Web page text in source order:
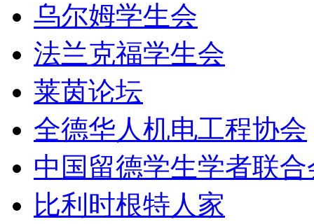
乌尔姆学生会
法兰克福学生会
莱茵论坛
全德华人机电工程协会
中国留德学生学者联合
比利时根特人家